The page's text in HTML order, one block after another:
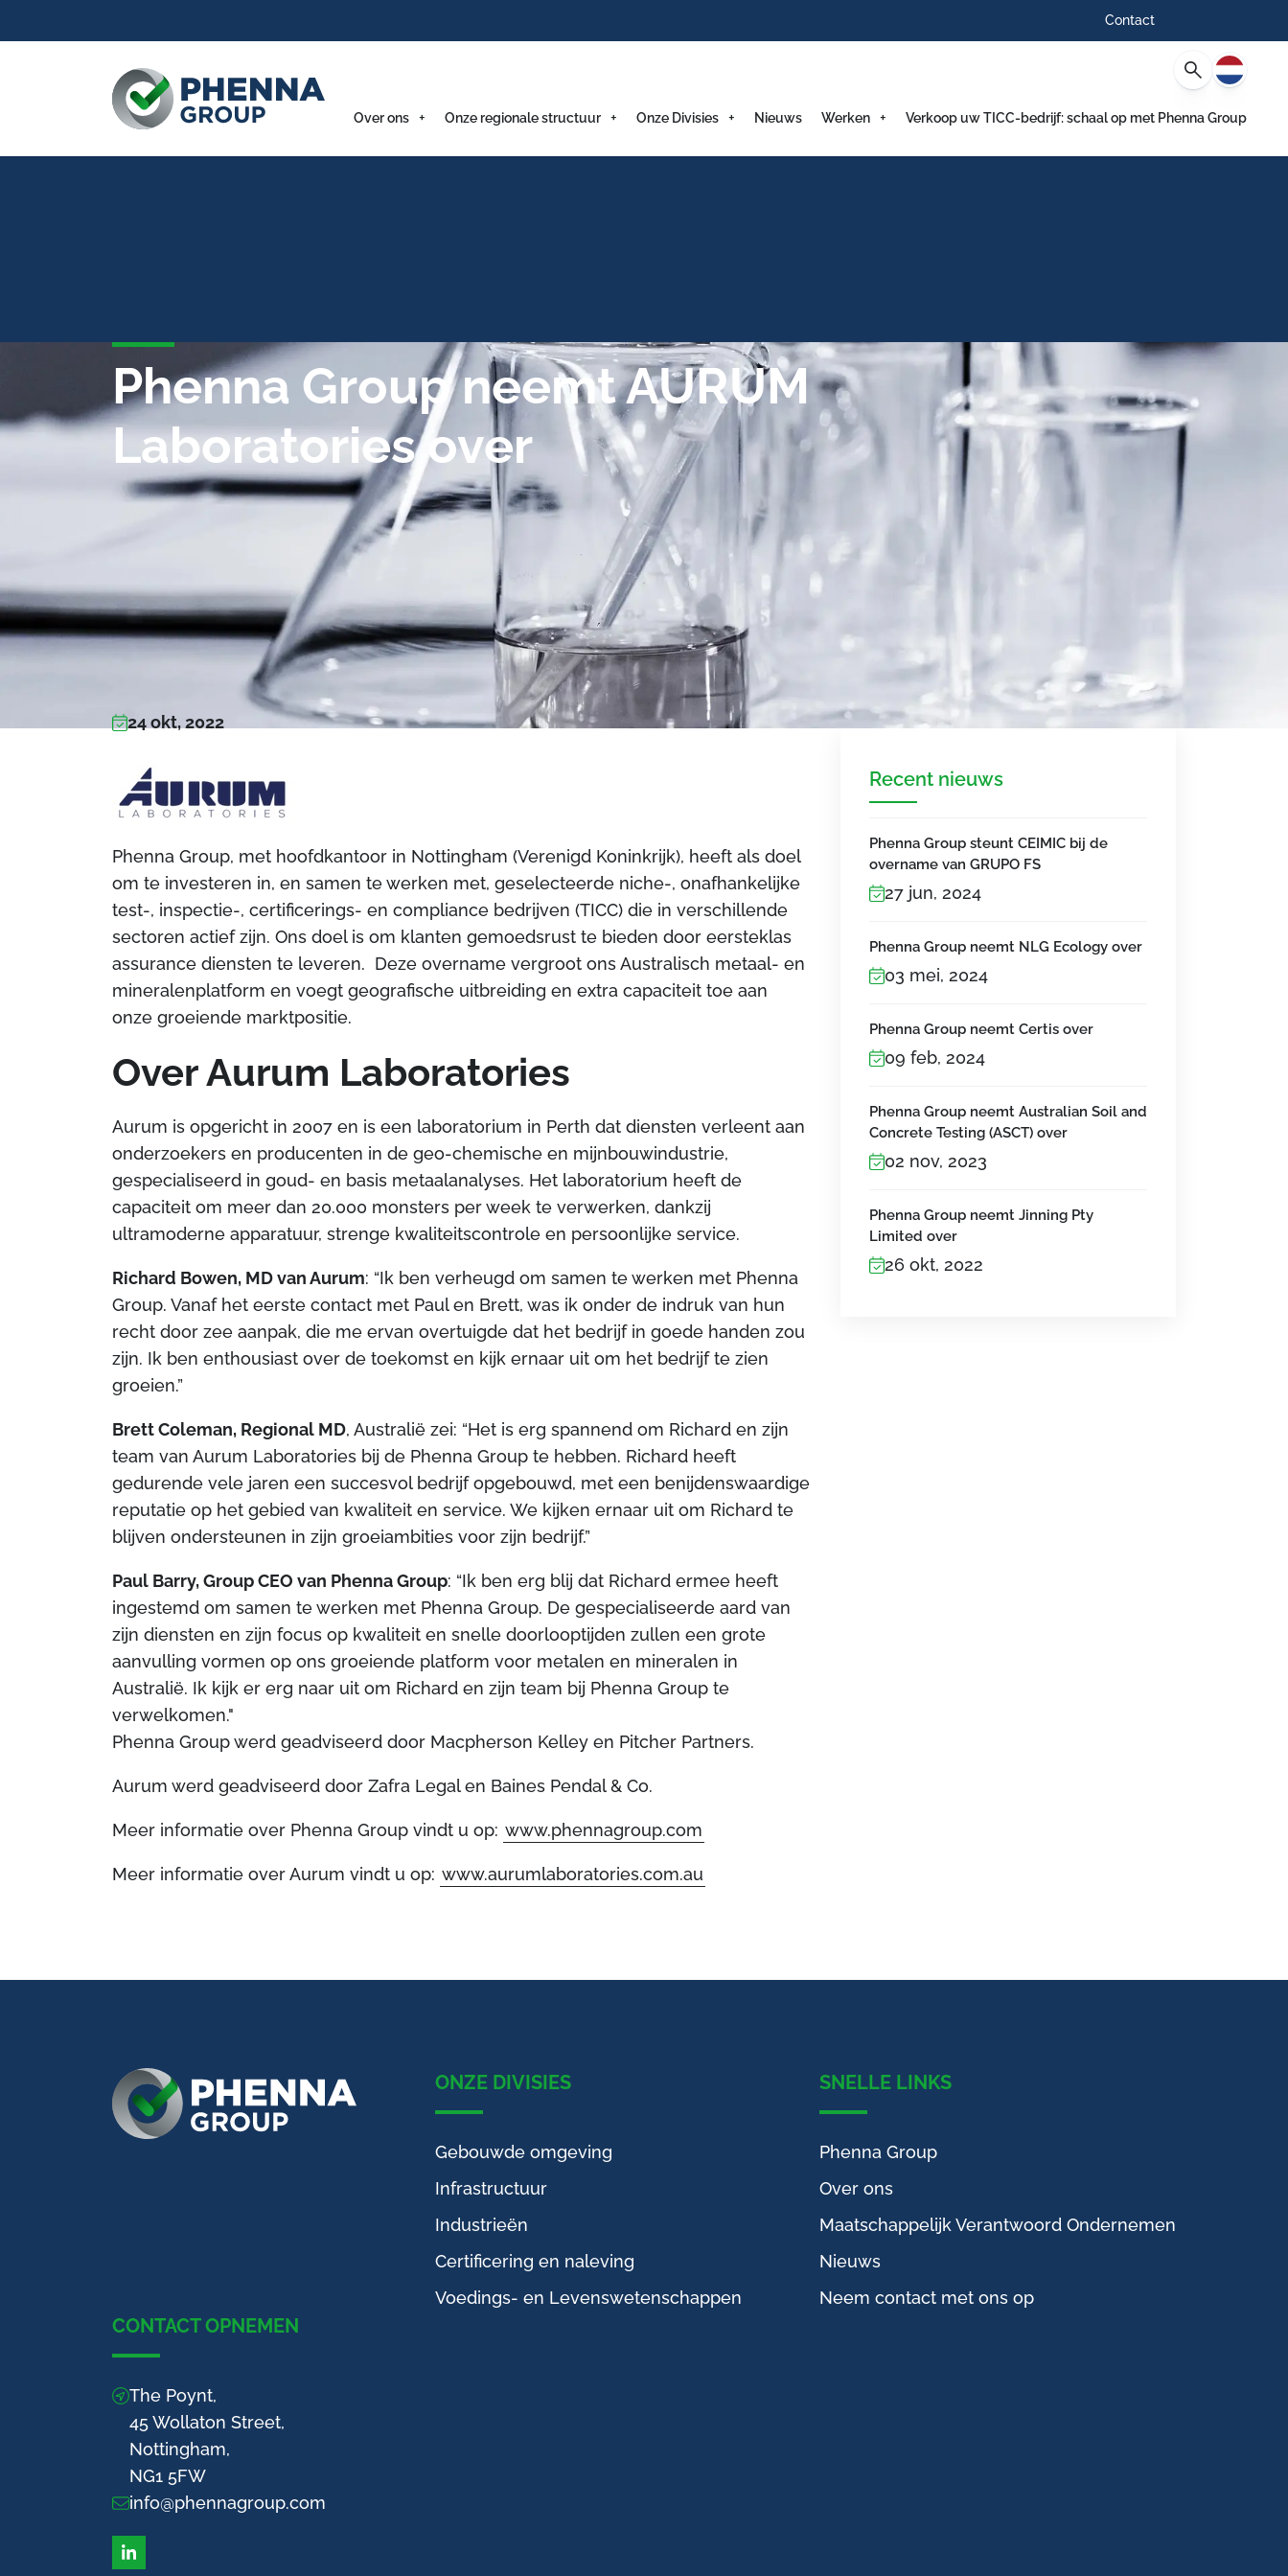
Contact
Over ons Onze regionale structuur Onze Divisies Nieuws Werken Verkoop uw TICC-bedrijf: schaal op met Phenna Group
Phenna Group neemt AURUM
Laboratories over
24 okt, 2022
Phenna Group, met hoofdkantoor in Nottingham (Verenigd Koninkrijk), heeft als doel
om te investeren in, en samen te werken met, geselecteerde niche-, onafhankelijke
test-, inspectie-, certificerings- en compliance bedrijven (TICC) die in verschillende
sectoren actief zijn. Ons doel is om klanten gemoedsrust te bieden door eersteklas
assurance diensten te leveren. Deze overname vergroot ons Australisch metaal- en
mineralenplatform en voegt geografische uitbreiding en extra capaciteit toe aan
onze groeiende marktpositie.
Over Aurum Laboratories
Aurum is opgericht in 2007 en is een laboratorium in Perth dat diensten verleent aan
onderzoekers en producenten in de geo-chemische en mijnbouwindustrie,
gespecialiseerd in goud- en basis metaalanalyses. Het laboratorium heeft de
capaciteit om meer dan 20.000 monsters per week te verwerken, dankzij
ultramoderne apparatuur, strenge kwaliteitscontrole en persoonlijke service.
Richard Bowen, MD van Aurum: “Ik ben verheugd om samen te werken met Phenna
Group. Vanaf het eerste contact met Paul en Brett, was ik onder de indruk van hun
recht door zee aanpak, die me ervan overtuigde dat het bedrijf in goede handen zou
zijn. Ik ben enthousiast over de toekomst en kijk ernaar uit om het bedrijf te zien
groeien.”
Brett Coleman, Regional MD, Australië zei: “Het is erg spannend om Richard en zijn
team van Aurum Laboratories bij de Phenna Group te hebben. Richard heeft
gedurende vele jaren een succesvol bedrijf opgebouwd, met een benijdenswaardige
reputatie op het gebied van kwaliteit en service. We kijken ernaar uit om Richard te
blijven ondersteunen in zijn groeiambities voor zijn bedrijf.”
Paul Barry, Group CEO van Phenna Group: “Ik ben erg blij dat Richard ermee heeft
ingestemd om samen te werken met Phenna Group. De gespecialiseerde aard van
zijn diensten en zijn focus op kwaliteit en snelle doorlooptijden zullen een grote
aanvulling vormen op ons groeiende platform voor metalen en mineralen in
Australië. Ik kijk er erg naar uit om Richard en zijn team bij Phenna Group te
verwelkomen."
Phenna Group werd geadviseerd door Macpherson Kelley en Pitcher Partners.
Aurum werd geadviseerd door Zafra Legal en Baines Pendal & Co.
Meer informatie over Phenna Group vindt u op: www.phennagroup.com
Meer informatie over Aurum vindt u op: www.aurumlaboratories.com.au
Recent nieuws
Phenna Group steunt CEIMIC bij de
overname van GRUPO FS
27 jun, 2024
Phenna Group neemt NLG Ecology over
03 mei, 2024
Phenna Group neemt Certis over
09 feb, 2024
Phenna Group neemt Australian Soil and
Concrete Testing (ASCT) over
02 nov, 2023
Phenna Group neemt Jinning Pty
Limited over
26 okt, 2022
ONZE DIVISIES
Gebouwde omgeving
Infrastructuur
Industrieën
Certificering en naleving
Voedings- en Levenswetenschappen
SNELLE LINKS
Phenna Group
Over ons
Maatschappelijk Verantwoord Ondernemen
Nieuws
Neem contact met ons op
CONTACT OPNEMEN
The Poynt,
45 Wollaton Street,
Nottingham,
NG1 5FW
info@phennagroup.com
LinkedIn